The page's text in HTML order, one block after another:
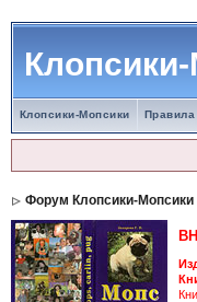
Клопсики-Мопсики
Форум Клопсики-Мопсики